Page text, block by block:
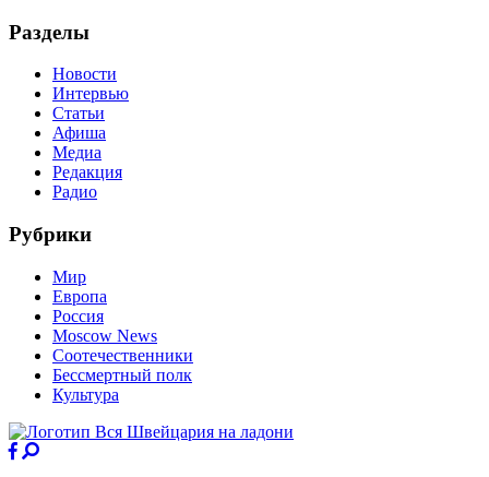
Разделы
Новости
Интервью
Статьи
Афиша
Медиа
Редакция
Радио
Рубрики
Мир
Европа
Россия
Moscow News
Соотечественники
Бессмертный полк
Культура